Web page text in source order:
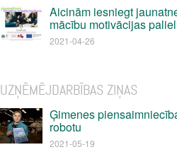
Aicinām iesniegt
mācību motivācijas
2021-04-26
UZŅĒMĒJDARBĪBAS ZIŅAS
Ģimenes
robotu
2021-05-19